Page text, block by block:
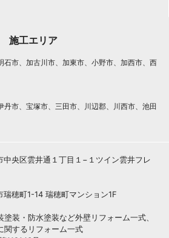
施工エリア
石市、加古川市、加東市、小野市、加西市、西
丹市、宝塚市、三田市、川辺郡、川西市、池田
央区雲井通１丁目１−１ツイン雲井フレ
穂町1-14 瑞穂町マンション1F
装・防水塗装など外壁リフォーム一式、
関するリフォーム一式